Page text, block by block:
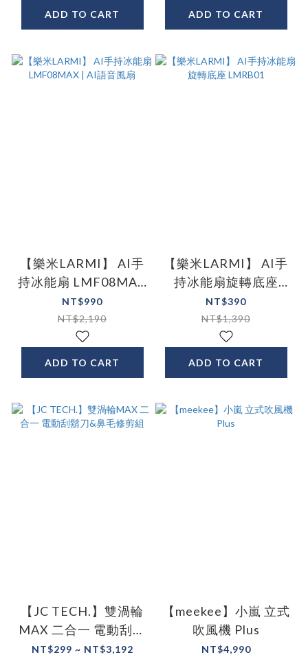
ADD TO CART ADD TO CART
【樂米LARMI】 AI手
持冰能扇 LMF08MAX
| AI語音風扇
NT$990
NT$2,190
ADD TO CART
【樂米LARMI】 AI手
持冰能扇旋轉底座
LMRB01
NT$390
NT$1,390
ADD TO CART
【JC TECH.】雙渦輪
MAX 二合一 電動刮鬍
刀&鼻毛修剪組
NT$299 ~ NT$3,192
【meekee】小嵐 立式
吹風機 Plus
NT$4,990